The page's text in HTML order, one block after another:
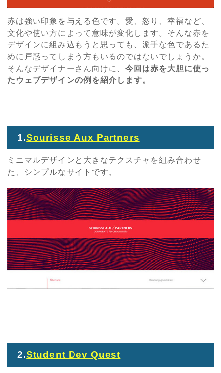
赤は強い印象を与える色です。愛、怒り、幸福など、
文化や使い方によって意味が変化します。そんな赤を
デザインに組み込もうと思っても、派手な色であるた
めに戸惑ってしまう方もいるのではないでしょうか。
そんなデザイナーさん向けに、今回は赤を大胆に使っ
たウェブデザインの例を紹介します。
1.Sourisse Aux Partners
ミニマルデザインと大きなテクスチャを組み合わせ
た、シンプルなサイトです。
2.Student Dev Quest